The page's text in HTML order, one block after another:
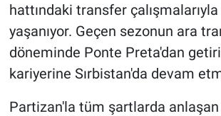
hattındaki transfer
yaşanıyor. Geçen sezonun ara
döneminde Ponte Preta'dan
kariyerine Sırbistan'da devam
Partizan'la tüm şartlarda anlaşan